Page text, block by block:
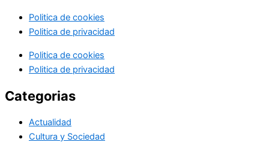
Politica de cookies
Politica de privacidad
Politica de cookies
Politica de privacidad
Categorias
Actualidad
Cultura y Sociedad